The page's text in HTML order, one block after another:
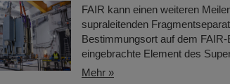
FAIR kann einen weiteren
supraleitenden
Bestimmungsort auf dem
eingebrachte Element des
Mehr »